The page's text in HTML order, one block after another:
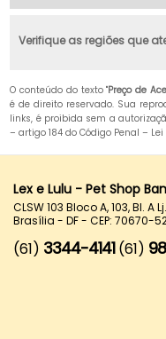
Verifique as regiões que
O conteúdo do texto "Preço de
é de direito reservado. Sua
links, é proibida sem a
– artigo 184 do Código Penal –
Lex e Lulu - Pet Shop
CLSW 103 Bloco A, 103, Bl. A
Brasília - DF - CEP: 70670-
(61) 3344-4141 (61)